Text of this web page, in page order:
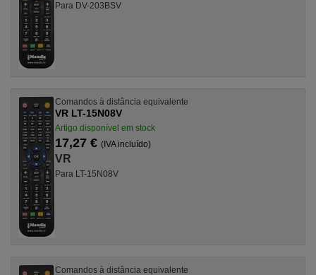
Para DV-203BSV
Comandos à distância equivalente
VR LT-15N08V
Artigo disponível em stock
17,27 € (IVA incluído)
VR
Para LT-15N08V
Comandos à distância equivalente